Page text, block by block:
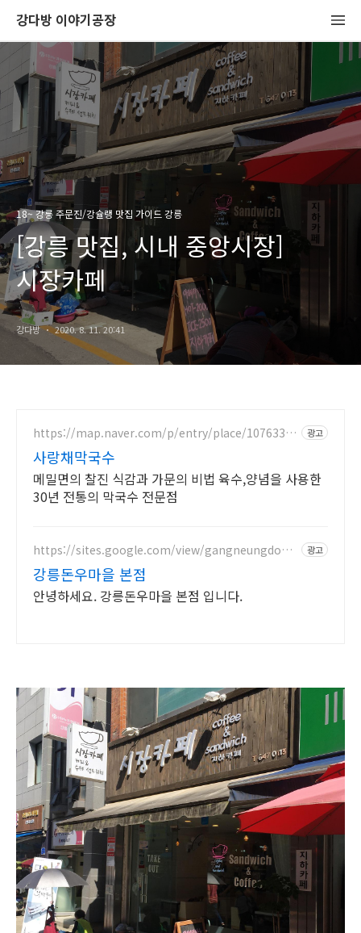
강다방 이야기공장
18~ 강릉 주문진/강슐랭 맛집 가이드 강릉
[강릉 맛집, 시내 중앙시장]
시장카페
강다방 2020. 8. 11. 20:41
https://map.naver.com/p/entry/place/10763386
광고
사랑채막국수
메밀면의 찰진 식감과 가문의 비법 육수,양념을 사용한
30년 전통의 막국수 전문점
https://sites.google.com/view/gangneungdonu
광고
강릉돈우마을 본점
안녕하세요. 강릉돈우마을 본점 입니다.